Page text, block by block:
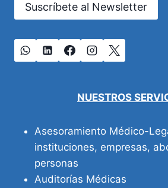
Suscríbete al Newsletter
NUESTROS
Asesoramiento Médico-
instituciones, empresas,
personas
Auditorías Médicas